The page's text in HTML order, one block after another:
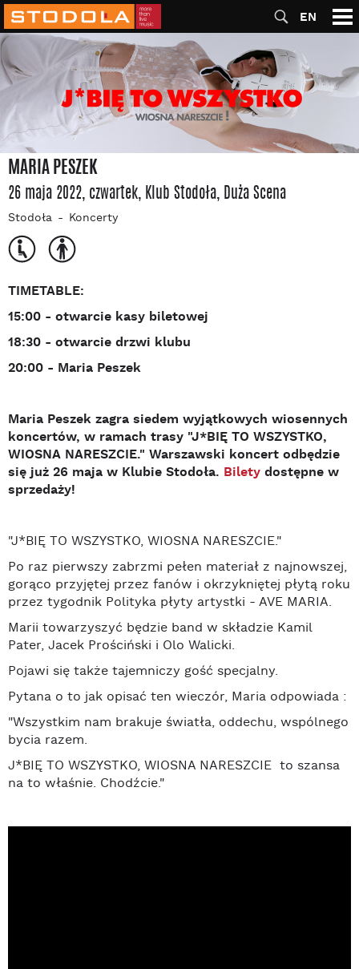
EN
MARIA PESZEK
26 maja 2022, czwartek, Klub Stodoła, Duża Scena
Stodoła Koncerty
TIMETABLE:
15:00 - otwarcie kasy biletowej
18:30 - otwarcie drzwi klubu
20:00 - Maria Peszek
Maria Peszek zagra siedem wyjątkowych wiosennych
koncertów, w ramach trasy "J*BIĘ TO WSZYSTKO,
WIOSNA NARESZCIE." Warszawski koncert odbędzie
się już 26 maja w Klubie Stodoła. Bilety dostępne w
sprzedaży!
"J*BIĘ TO WSZYSTKO, WIOSNA NARESZCIE."
Po raz pierwszy zabrzmi pełen materiał z najnowszej,
gorąco przyjętej przez fanów i okrzykniętej płytą roku
przez tygodnik Polityka płyty artystki - AVE MARIA.
Marii towarzyszyć będzie band w składzie Kamil
Pater, Jacek Prościński i Olo Walicki.
Pojawi się także tajemniczy gość specjalny.
Pytana o to jak opisać ten wieczór, Maria odpowiada :
"Wszystkim nam brakuje światła, oddechu, wspólnego
bycia razem.
J*BIĘ TO WSZYSTKO, WIOSNA NARESZCIE to szansa
na to właśnie. Chodźcie."